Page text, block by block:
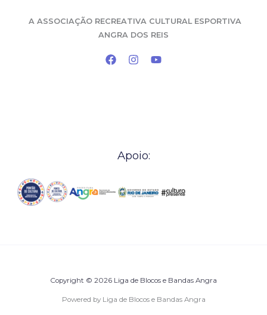
A ASSOCIAÇÃO RECREATIVA CULTURAL ESPORTIVA
ANGRA DOS REIS
Apoio:
Copyright © 2026 Liga de Blocos e Bandas Angra
Powered by Liga de Blocos e Bandas Angra